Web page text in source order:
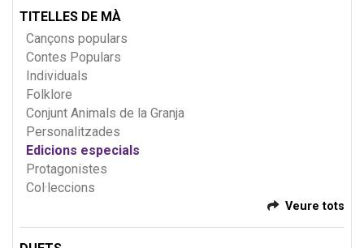
TITELLES DE MÀ
Cançons populars
Contes Populars
Individuals
Folklore
Conjunt Animals de la Granja
Personalitzades
Edicions especials
Protagonistes
Col·leccions
Veure tots